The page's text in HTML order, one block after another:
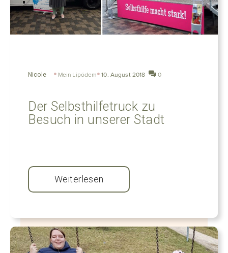
Nicole Mein Lipödem 10. August 2018 0
Der Selbsthilfetruck zu
Besuch in unserer Stadt
Weiterlesen